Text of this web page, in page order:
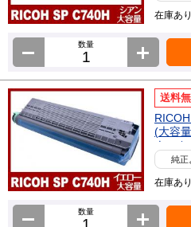
在庫あり
数量
送料
(大容
ナー
純
在庫あり
数量